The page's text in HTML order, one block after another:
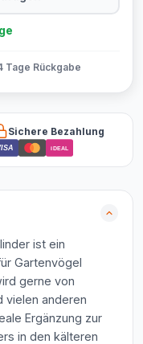
Tage Rückgabe
Sichere Bezahlung
iDEAL
ist ein
Gartenvögel
gerne von
vielen anderen
Ergänzung zur
in den kälteren